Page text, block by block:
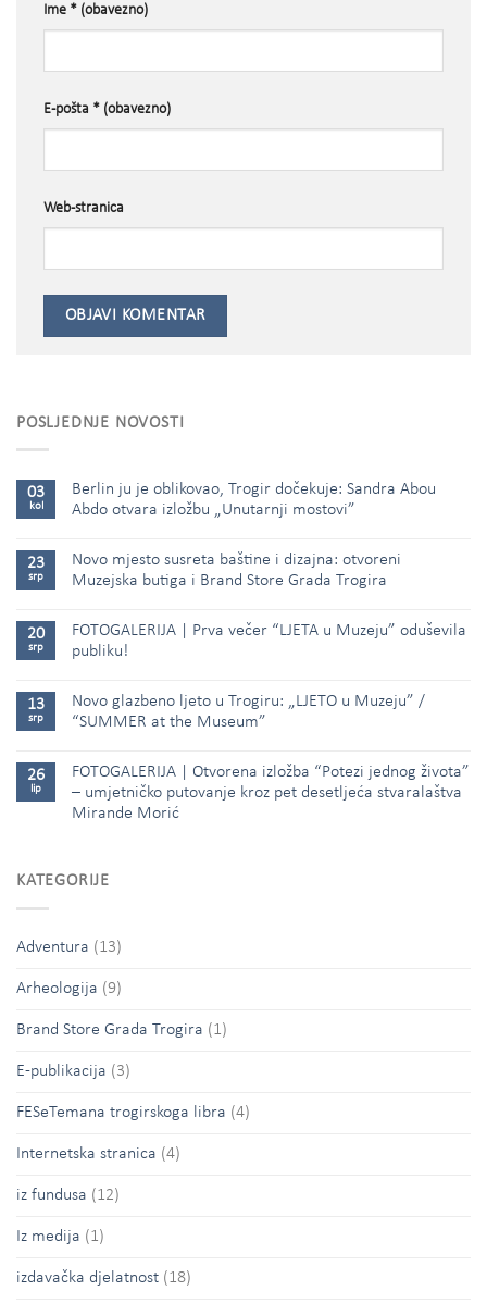
Ime * (obavezno)
E-pošta * (obavezno)
Web-stranica
POSLJEDNJE NOVOSTI
03
kol
Berlin ju je oblikovao, Trogir dočekuje: Sandra Abou
Abdo otvara izložbu „Unutarnji mostovi”
23
srp
Novo mjesto susreta baštine i dizajna: otvoreni
Muzejska butiga i Brand Store Grada Trogira
20
srp
FOTOGALERIJA | Prva večer “LJETA u Muzeju” oduševila
publiku!
13
srp
Novo glazbeno ljeto u Trogiru: „LJETO u Muzeju” /
“SUMMER at the Museum”
26
lip
FOTOGALERIJA | Otvorena izložba “Potezi jednog života”
– umjetničko putovanje kroz pet desetljeća stvaralaštva
Mirande Morić
KATEGORIJE
Adventura (13)
Arheologija (9)
Brand Store Grada Trogira (1)
E-publikacija (3)
FESeTemana trogirskoga libra (4)
Internetska stranica (4)
iz fundusa (12)
Iz medija (1)
izdavačka djelatnost (18)